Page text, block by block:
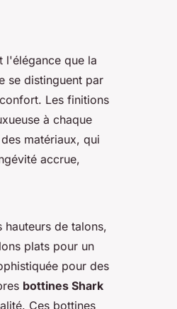
l'élégance que la
se distinguent par
Les finitions
à chaque
matériaux, qui
accrue,
hauteurs de talons,
plats pour un
pour des
bottines Shark
Ces bottines